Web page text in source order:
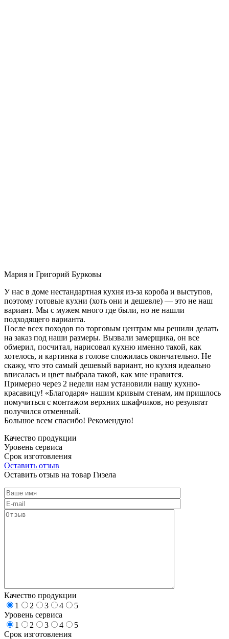
Мария и Григорий Бурковы
У нас в доме нестандартная кухня из-за короба и выступов,
поэтому готовые кухни (хоть они и дешевле) — это не наш
вариант. Мы с мужем много где были, но не нашли
подходящего варианта.
После всех походов по торговым центрам мы решили делать
на заказ под наши размеры. Вызвали замерщика, он все
обмерил, посчитал, нарисовал кухню именно такой, как
хотелось, и картинка в голове сложилась окончательно. Не
скажу, что это самый дешевый вариант, но кухня идеально
вписалась и цвет выбрала такой, как мне нравится.
Примерно через 2 недели нам установили нашу кухню-
красавицу! «Благодаря» нашим кривым стенам, им пришлось
помучиться с монтажом верхних шкафчиков, но результат
получился отменный.
Большое всем спасибо! Рекомендую!
Качество продукции
Уровень сервиса
Срок изготовления
Оставить отзыв
Оставить отзыв на товар Гизела
Качество продукции
1
2 3 4
5
Уровень сервиса
1
2 3 4
5
Срок изготовления